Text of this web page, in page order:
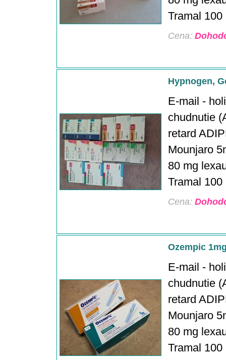
Tramal
Cena:
Hypnogen,
E-mail -
chudnutie
retard
Mounjaro
80 mg
Tramal
Cena:
Ozempic
E-mail -
chudnutie
retard
Mounjaro
80 mg
Tramal